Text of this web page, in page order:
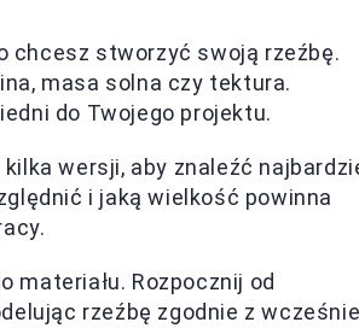
chcesz stworzyć swoją rzeźbę.
masa solna czy tektura.
do Twojego projektu.
wersji, aby znaleźć
i jaką wielkość powinna
materiału. Rozpocznij od
rzeźbę zgodnie z